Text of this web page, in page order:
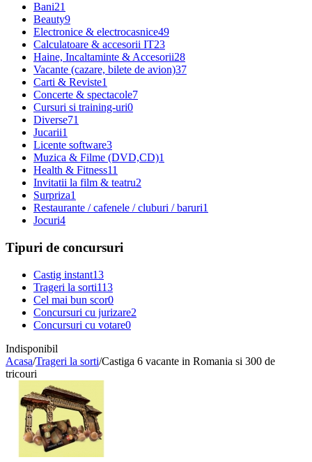
Bani21
Beauty9
Electronice & electrocasnice49
Calculatoare & accesorii IT23
Haine, Incaltaminte & Accesorii28
Vacante (cazare, bilete de avion)37
Carti & Reviste1
Concerte & spectacole7
Cursuri si training-uri0
Diverse71
Jucarii1
Licente software3
Muzica & Filme (DVD,CD)1
Health & Fitness11
Invitatii la film & teatru2
Surpriza1
Restaurante / cafenele / cluburi / baruri1
Jocuri4
Tipuri de concursuri
Castig instant13
Trageri la sorti113
Cel mai bun scor0
Concursuri cu jurizare2
Concursuri cu votare0
Indisponibil
Acasa/Trageri la sorti/Castiga 6 vacante in Romania si 300 de
tricouri